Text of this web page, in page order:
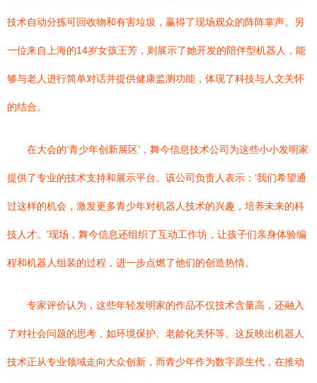
技术自动分拣可回收物和有害垃圾，赢得了现场观众的阵阵掌声。另
一位来自上海的14岁女孩王芳，则展示了她开发的陪伴型机器人，能
够与老人进行简单对话并提供健康监测功能，体现了科技与人文关怀
的结合。
在大会的‘青少年创新展区’，舞今信息技术公司为这些小小发明家
提供了专业的技术支持和展示平台。该公司负责人表示：‘我们希望通
过这样的机会，激发更多青少年对机器人技术的兴趣，培养未来的科
技人才。’现场，舞今信息还组织了互动工作坊，让孩子们亲身体验编
程和机器人组装的过程，进一步点燃了他们的创造热情。
专家评价认为，这些年轻发明家的作品不仅技术含量高，还融入
了对社会问题的思考，如环境保护、老龄化关怀等。这反映出机器人
技术正从专业领域走向大众创新，而青少年作为数字原生代，在推动